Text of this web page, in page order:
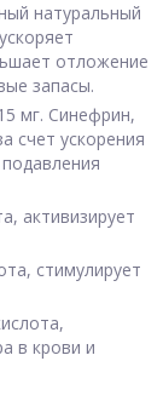
натуральный
отложение
запасы.
мг. Синефрин,
счет ускорения
активизирует
стимулирует
в крови и